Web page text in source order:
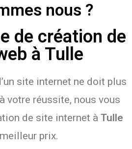
nous ?
de création de
à Tulle
site internet ne doit plus
votre réussite, nous vous
de site internet à Tulle
prix.